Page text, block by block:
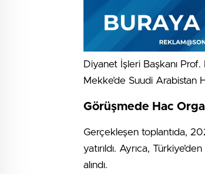
Diyanet İşleri Başkanı Prof.
Mekke’de Suudi Arabistan
Görüşmede Hac
Gerçekleşen toplantıda,
yatırıldı. Ayrıca,
alındı.